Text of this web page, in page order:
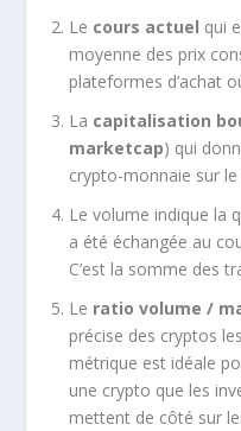
Le cours actuel qui
moyenne des prix
plateformes d’achat
La capitalisation
marketcap) qui
crypto-monnaie sur
Le volume indique la
a été échangée au
C’est la somme des
Le ratio volume /
précise des cryptos
métrique est idéale
une crypto que les
mettent de côté sur